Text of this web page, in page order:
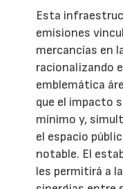
Esta
emisiones
mercancías en
racionalizando
emblemática
que el impacto
mínimo y,
el espacio
notable. El
les permitirá a